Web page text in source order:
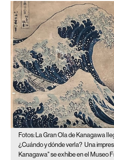
Fotos: La Gran Ola de Kanagawa
¿Cuándo y dónde verla? Una
Kanagawa" se exhibe en el Museo